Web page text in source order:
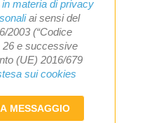
materia di privacy
ai sensi del
2003 (“Codice
26 e successive
(UE) 2016/679
sui cookies
MESSAGGIO